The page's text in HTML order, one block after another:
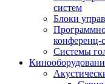
систем
Блоки
конференц-
Системы